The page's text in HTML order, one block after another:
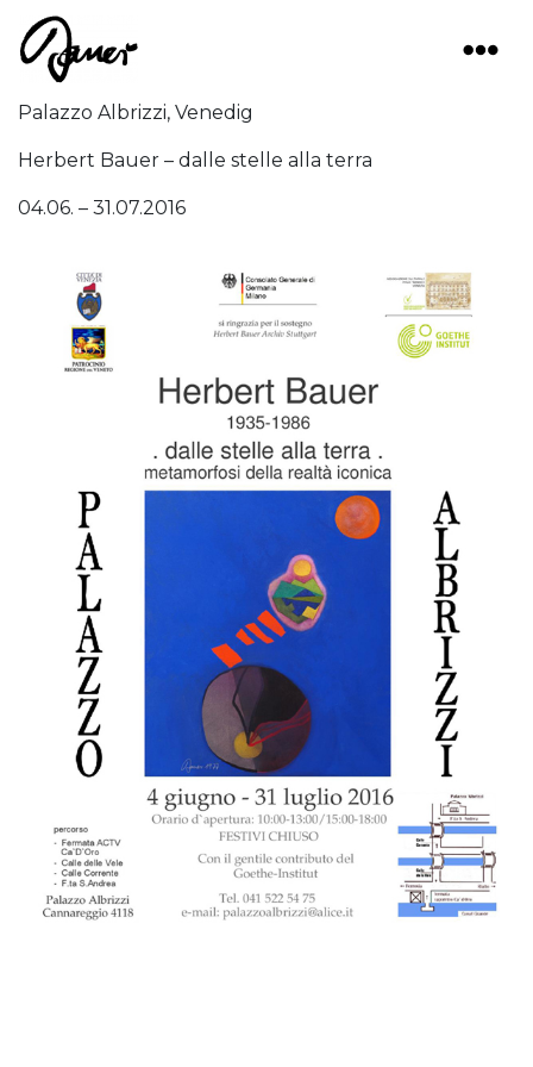
Main Navigation
Palazzo Albrizzi, Venedig
Herbert Bauer – dalle stelle alla terra
04.06. – 31.07.2016